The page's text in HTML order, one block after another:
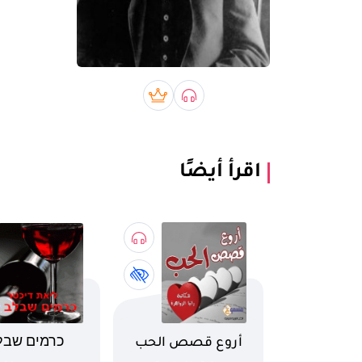
صوتي bookبريميوم book
اقرأ أيضًا
اسم الكتاب
أروع قصص الحب اسم الكتاب
כרמים